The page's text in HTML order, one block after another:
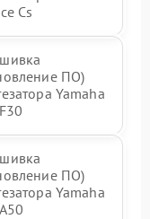
Cs
ПО)
Yamaha
ПО)
Yamaha